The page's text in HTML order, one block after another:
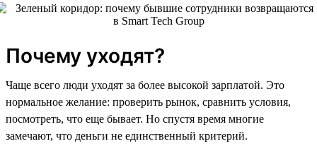
Почему уходят?
Чаще всего люди уходят за более высокой зарплатой. Это
нормальное желание: проверить рынок, сравнить условия,
посмотреть, что еще бывает. Но спустя время многие
замечают, что деньги не единственный критерий.